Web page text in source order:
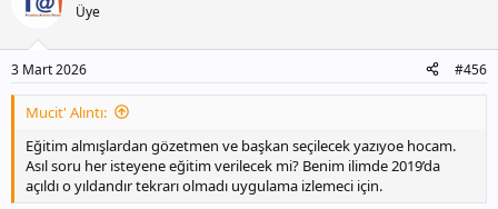
Üye
3 Mart 2026 #456
Mucit' Alıntı:
Eğitim almışlardan gözetmen ve başkan seçilecek yazıyoe hocam.
Asıl soru her isteyene eğitim verilecek mi? Benim ilimde 2019’da
açıldı o yıldandır tekrarı olmadı uygulama izlemeci için.